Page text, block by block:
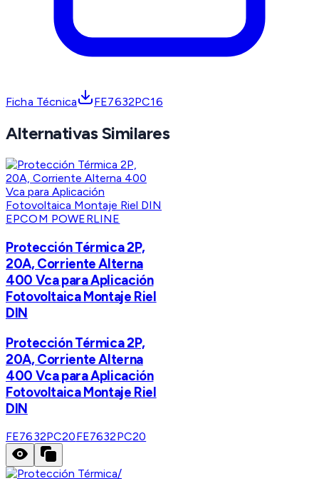
Ficha Técnica FE7632PC16
Alternativas Similares
EPCOM POWERLINE
Protección Térmica 2P,
20A, Corriente Alterna
400 Vca para Aplicación
Fotovoltaica Montaje Riel
DIN
Protección Térmica 2P,
20A, Corriente Alterna
400 Vca para Aplicación
Fotovoltaica Montaje Riel
DIN
FE7632PC20FE7632PC20